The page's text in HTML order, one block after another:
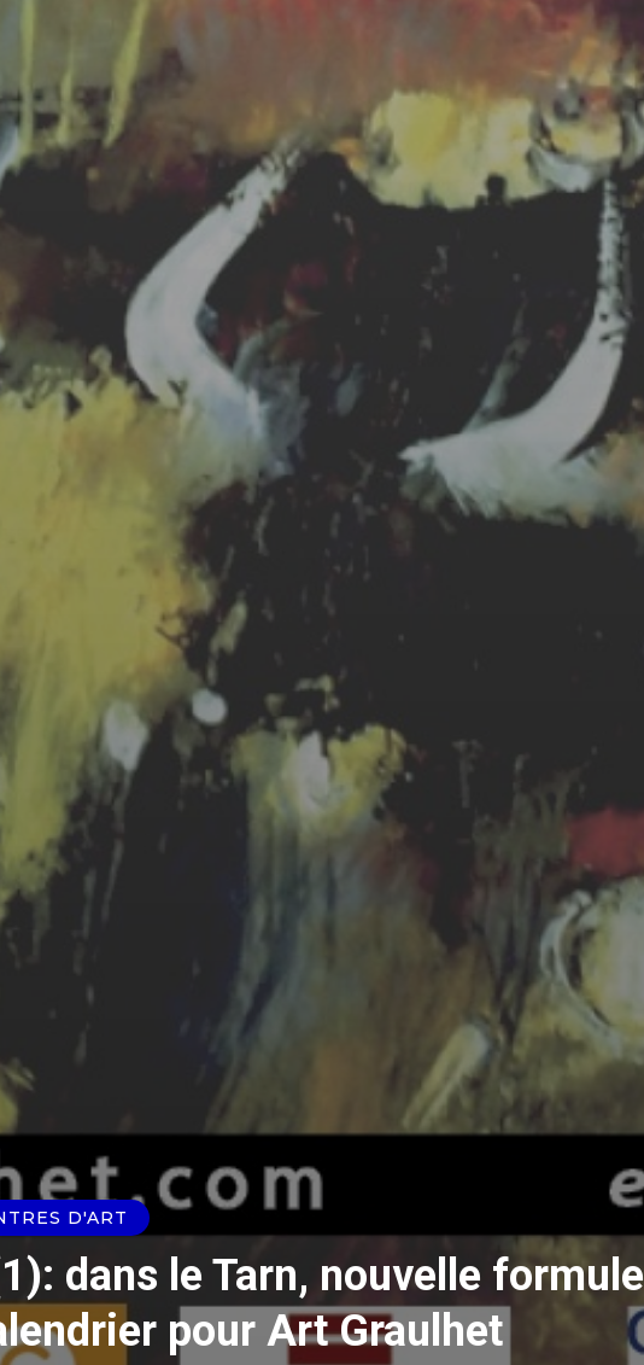
D'ART
dans le Tarn, nouvelle formule
pour Art Graulhet